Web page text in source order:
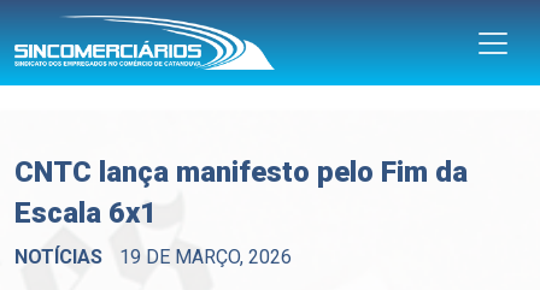
CNTC lança manifesto pelo Fim da
Escala 6x1
NOTÍCIAS 19 DE MARÇO, 2026